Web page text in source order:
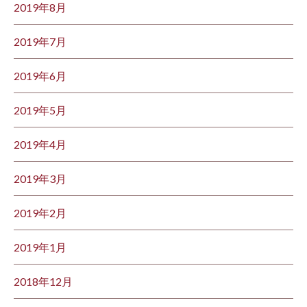
2019年8月
2019年7月
2019年6月
2019年5月
2019年4月
2019年3月
2019年2月
2019年1月
2018年12月